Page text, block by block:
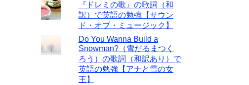
『ドレミの歌』の歌詞（和
訳）で英語の勉強【サウン
ド・オブ・ミュージック】
Do You Wanna Build a
Snowman?（雪だるまつく
ろう）の歌詞（和訳あり）で
英語の勉強【アナと雪の女
王】